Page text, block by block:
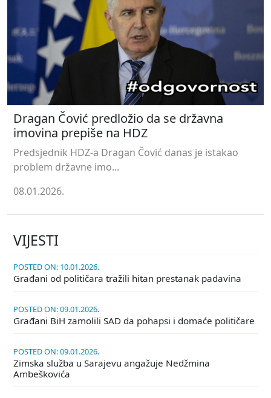
Dragan Čović predložio da se državna
imovina prepiše na HDZ
Predsjednik HDZ-a Dragan Čović danas je istakao
problem državne imo...
08.01.2026.
VIJESTI
POSTED ON: 10.01.2026.
Građani od političara tražili hitan prestanak padavina
POSTED ON: 09.01.2026.
Građani BiH zamolili SAD da pohapsi i domaće političare
POSTED ON: 09.01.2026.
Zimska služba u Sarajevu angažuje Nedžmina
Ambeškovića